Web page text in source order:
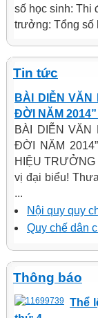
số học sinh: Thi
trưởng: Tổng số
Tin tức
BÀI DIỄN VĂN
ĐỜI NĂM
BÀI DIỄN VĂN
ĐỜI NĂM
HIỆU
vị đại biểu!
...
Nội quy quy
Quy chế dân
Thông báo
Thể